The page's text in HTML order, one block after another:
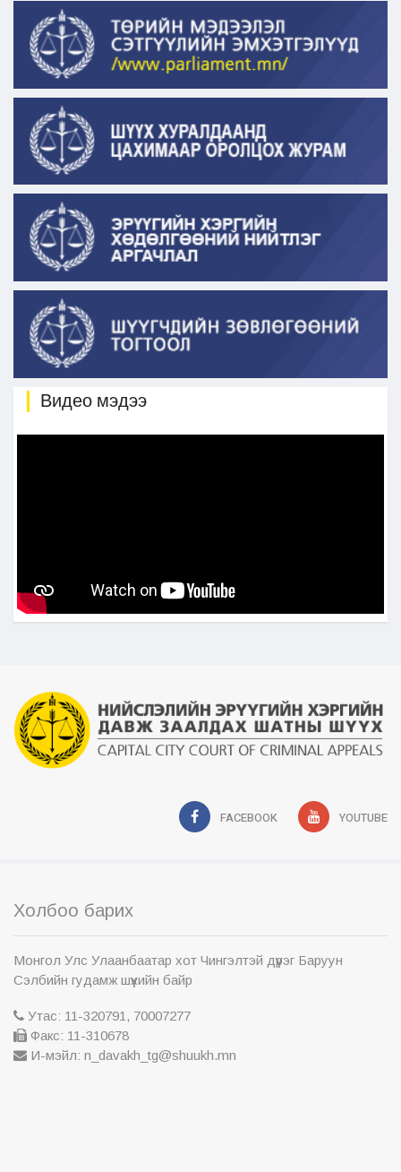
Видео мэдээ
FACEBOOK YOUTUBE
Холбоо барих
Монгол Улс Улаанбаатар хот Чингэлтэй дүүрэг Баруун
Сэлбийн гудамж шүүхийн байр
Утас: 11-320791, 70007277
Факс: 11-310678
И-мэйл: n_davakh_tg@shuukh.mn